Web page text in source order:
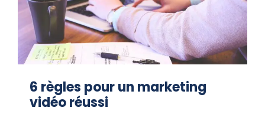
6 règles pour un marketing
vidéo réussi